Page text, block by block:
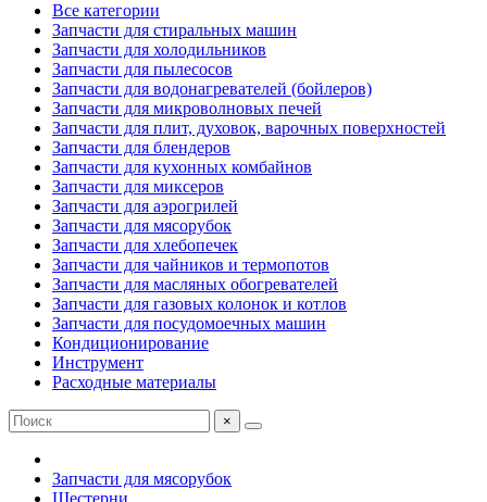
Все категории
Запчасти для стиральных машин
Запчасти для холодильников
Запчасти для пылесосов
Запчасти для водонагревателей (бойлеров)
Запчасти для микроволновых печей
Запчасти для плит, духовок, варочных поверхностей
Запчасти для блендеров
Запчасти для кухонных комбайнов
Запчасти для миксеров
Запчасти для аэрогрилей
Запчасти для мясорубок
Запчасти для хлебопечек
Запчасти для чайников и термопотов
Запчасти для масляных обогревателей
Запчасти для газовых колонок и котлов
Запчасти для посудомоечных машин
Кондиционирование
Инструмент
Расходные материалы
×
Запчасти для мясорубок
Шестерни